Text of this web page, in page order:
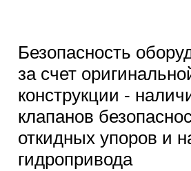
Безопасность
за счет
конструкции -
клапанов
откидных упоров и
гидропривода